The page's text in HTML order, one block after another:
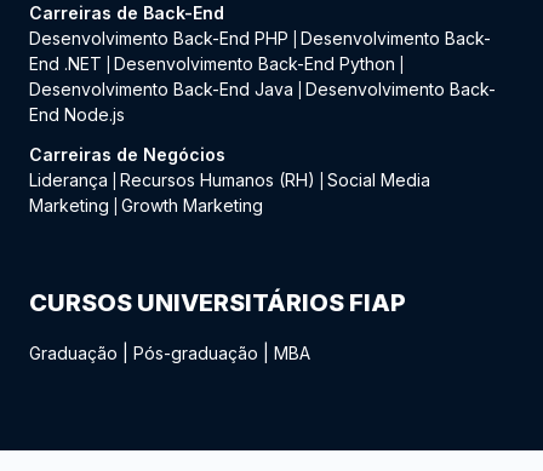
Carreiras de Back-End
Desenvolvimento Back-End PHP
Desenvolvimento Back-
End .NET
Desenvolvimento Back-End Python
Desenvolvimento Back-End Java
Desenvolvimento Back-
End Node.js
Carreiras de Negócios
Liderança
Recursos Humanos (RH)
Social Media
Marketing
Growth Marketing
CURSOS UNIVERSITÁRIOS FIAP
Graduação Pós-graduação MBA